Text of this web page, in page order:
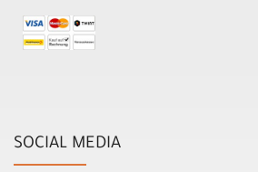
SOCIAL MEDIA